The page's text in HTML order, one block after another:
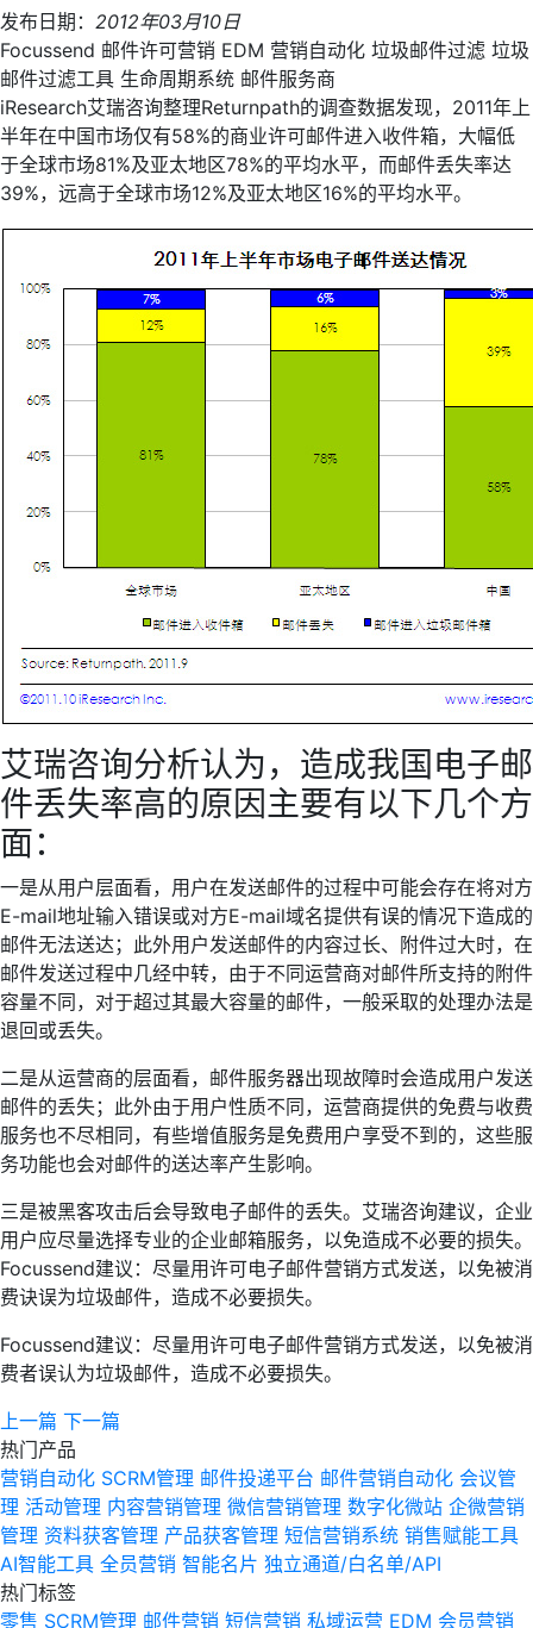
发布日期： 2012年03月10日
Focussend 邮件许可营销 EDM 营销自动化 垃圾邮件过滤 垃圾
邮件过滤工具 生命周期系统 邮件服务商
iResearch艾瑞咨询整理Returnpath的调查数据发现，2011年上
半年在中国市场仅有58%的商业许可邮件进入收件箱，大幅低
于全球市场81%及亚太地区78%的平均水平，而邮件丢失率达
39%，远高于全球市场12%及亚太地区16%的平均水平。
艾瑞咨询分析认为，造成我国电子邮
件丢失率高的原因主要有以下几个方
面：
一是从用户层面看，用户在发送邮件的过程中可能会存在将对方
E-mail地址输入错误或对方E-mail域名提供有误的情况下造成的
邮件无法送达；此外用户发送邮件的内容过长、附件过大时，在
邮件发送过程中几经中转，由于不同运营商对邮件所支持的附件
容量不同，对于超过其最大容量的邮件，一般采取的处理办法是
退回或丢失。
二是从运营商的层面看，邮件服务器出现故障时会造成用户发送
邮件的丢失；此外由于用户性质不同，运营商提供的免费与收费
服务也不尽相同，有些增值服务是免费用户享受不到的，这些服
务功能也会对邮件的送达率产生影响。
三是被黑客攻击后会导致电子邮件的丢失。艾瑞咨询建议，企业
用户应尽量选择专业的企业邮箱服务，以免造成不必要的损失。
Focussend建议：尽量用许可电子邮件营销方式发送，以免被消
费诀误为垃圾邮件，造成不必要损失。
Focussend建议：尽量用许可电子邮件营销方式发送，以免被消
费者误认为垃圾邮件，造成不必要损失。
上一篇 下一篇
热门产品
营销自动化 SCRM管理 邮件投递平台 邮件营销自动化 会议管
理 活动管理 内容营销管理 微信营销管理 数字化微站 企微营销
管理 资料获客管理 产品获客管理 短信营销系统 销售赋能工具
AI智能工具 全员营销 智能名片 独立通道/白名单/API
热门标签
零售 SCRM管理 邮件营销 短信营销 私域运营 EDM 会员营销